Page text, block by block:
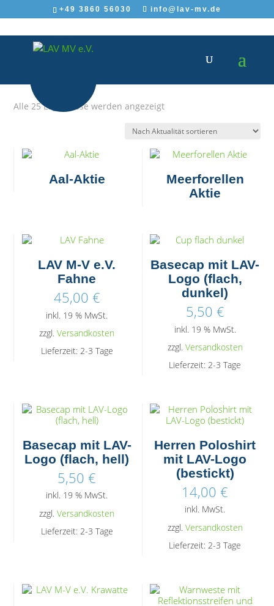
+49 3860 56030 info@lav-mv.de
Alle 25 Ergebnisse werden angezeigtNach
Aal-Aktie
Meerforellen
Aktie
LAV M-V e.V.
Fahne
45,00 €
inkl. 19 % MwSt.
zzgl.Versandkosten
Lieferzeit: 2-3 Tage
Basecap mit LAV-
Logo (flach,
dunkel)
5,50 €
inkl. 19 % MwSt.
zzgl. Versandkosten
Lieferzeit:2-3 Tage
Basecap mit LAV-
Logo (flach, hell)
5,50€
inkl. 19 % MwSt.
zzgl.Versandkosten
Lieferzeit: 2-3 Tage
Herren Poloshirt
mit LAV-Logo
(bestickt)
14,00€
inkl. MwSt.
zzgl. Versandkosten
Lieferzeit:2-3 Tage